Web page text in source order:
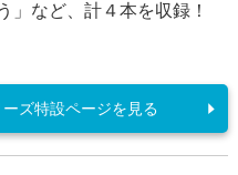
」など、計４本を収録！
ーズ特設ページを見る